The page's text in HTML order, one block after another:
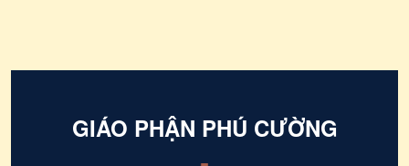
GIÁO PHẬN PHÚ CƯỜNG